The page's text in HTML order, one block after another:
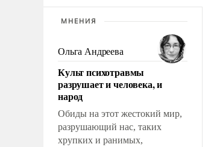
МНЕНИЯ
Ольга Андреева
Культ психотравмы
разрушает и человека, и
народ
Обиды на этот жестокий мир,
разрушающий нас, таких
хрупких и ранимых,